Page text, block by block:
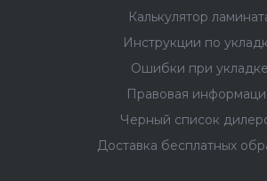
Калькулятор
Инструкции по
Ошибки при укладке
Правовая
Черный список
Доставка бесплатных